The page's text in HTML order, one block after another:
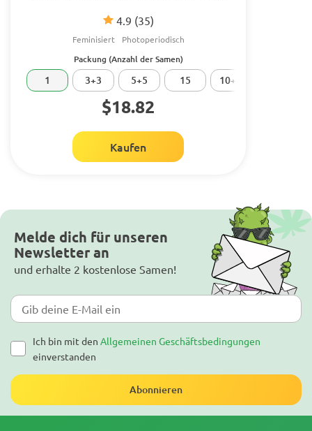
4.9 (35)
Feminisiert Photoperiodisch
Packung (Anzahl der Samen)
1 3+3 5+5 15 10+10
$18.82
Kaufen
Melde dich für unseren
Newsletter an
und erhalte 2 kostenlose Samen!
Ich bin mit den Allgemeinen Geschäftsbedingungen
einverstanden
Abonnieren